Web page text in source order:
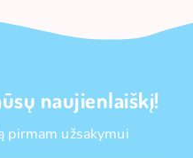
naujienlaiškį!
pirmam užsakymui